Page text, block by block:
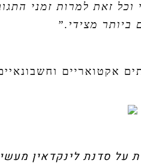
זאת למרות זמני
ביותר מצידי.”
אקטואריים
על סדנת לינקדאין